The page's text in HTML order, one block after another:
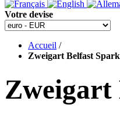
Votre devise
Accueil /
Zweigart Belfast
Zweigart